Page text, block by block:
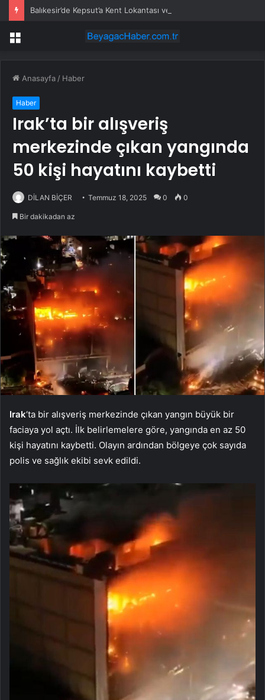
Balıkesir’de Kepsut’a Kent Lokantası ve altyapı desteği
Menü
Anasayfa / Haber
Haber
Irak’ta bir alışveriş
merkezinde çıkan yangında
50 kişi hayatını kaybetti
DİLAN BİÇER Temmuz 18, 2025 0 0
Bir dakikadan az
Irak‘ta bir alışveriş merkezinde çıkan yangın büyük bir
faciaya yol açtı. İlk belirlemelere göre, yangında en az 50
kişi hayatını kaybetti. Olayın ardından bölgeye çok sayıda
polis ve sağlık ekibi sevk edildi.